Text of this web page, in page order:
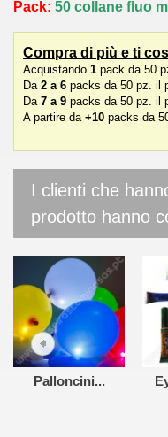
Pack: 50 collane fluo
Compra di più e ti
Acquistando 1 pack da 50
Da 2 a 6 packs da 50 pz. il
Da 7 a 9 packs da 50 pz. il
A partire da +10 packs da
I clienti che
prodotto hanno
Palloncini...